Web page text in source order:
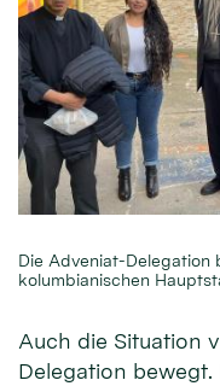
Die Adveniat-Delegation
kolumbianischen
Auch die Situation
Delegation bewegt.